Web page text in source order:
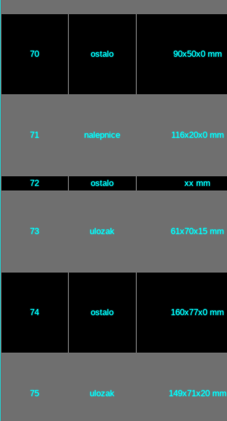
70 ostalo 90x50x0 mm
71 nalepnice 116x20x0 mm
72 ostalo xx mm
73 ulozak 61x70x15 mm
74 ostalo 160x77x0 mm
75 ulozak 149x71x20 mm